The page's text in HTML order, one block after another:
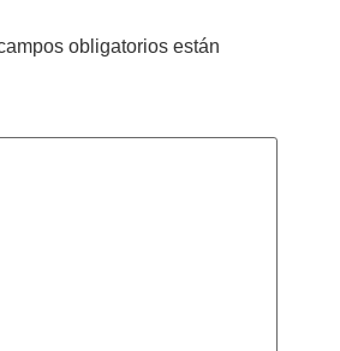
obligatorios están